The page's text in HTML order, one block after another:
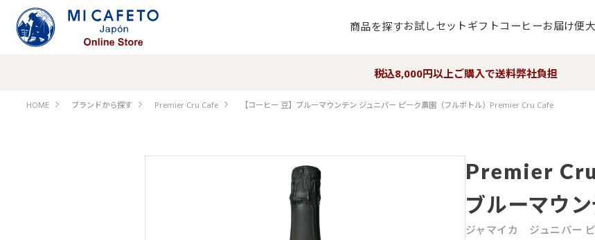
商品を探すお試しセット ギフト コーヒーお届け便
税込8,000円以上ご購入で送料弊社負担
HOME ブランドから探す Premier Cru Cafe 【コーヒー 豆】ブルーマウンテン ジュニパー ピーク農園（フルボトル）Premier Cru Cafe
Premier
ブルーマウン
ジャマイカ ジュニパー